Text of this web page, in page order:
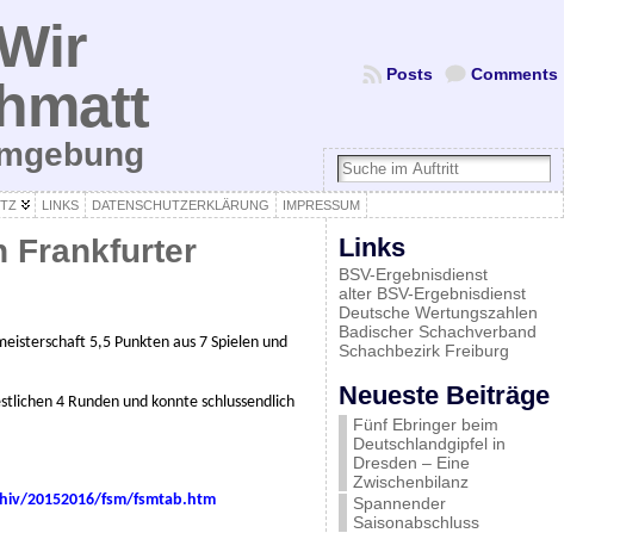
Comments
Posts
LINKS DATENSCHUTZERKLÄRUNG IMPRESSUM
Frankfurter
5,5 Punkten aus 7 Spielen und
4 Runden und konnte schlussendlich
20152016/fsm/fsmtab.htm
Links
BSV-Ergebnisdienst
alter BSV-Ergebnisdienst
Deutsche Wertungszahlen
Badischer Schachverband
Schachbezirk Freiburg
Neueste Beiträge
Fünf Ebringer beim
Deutschlandgipfel in
Dresden – Eine
Zwischenbilanz
Spannender
Saisonabschluss